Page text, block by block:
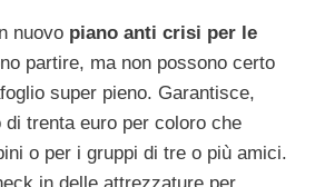
nuovo piano anti crisi per le
partire, ma non possono certo
super pieno. Garantisce,
di trenta euro per coloro che
o per i gruppi di tre o più amici.